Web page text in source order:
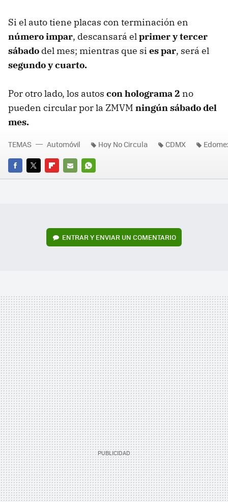
Si el auto tiene placas con terminación en
número impar, descansará elprimer y tercer
sábado del mes; mientras que si es par, será el
segundo y cuarto.
Por otro lado, los autos con holograma 2 no
pueden circular por la ZMVM ningún sábado del
mes.
FACEBOOK
TWITTERFLIPBOARD
E-
WHATSAPP
TEMAS Automóvil Hoy No Circula CDMX
ENTRAR Y ENVIAR UN COMENTARIO